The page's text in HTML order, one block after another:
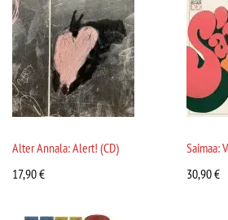
Alter Annala: Alert! (CD)
17,90€
Saimaa:
30,90€